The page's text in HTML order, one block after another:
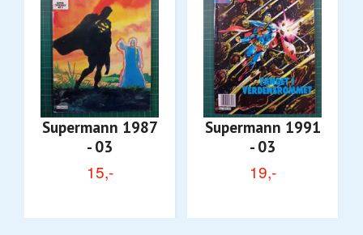
Supermann 1987
- 03
15,-
Supermann 1991
- 03
19,-